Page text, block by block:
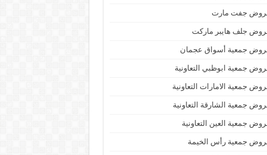
جفت مارت
جلف هايبر ماركت
جمعية أسواق عجمان
جمعية ابوظبي التعاونية
جمعية الامارات التعاونية
جمعية الشارقة التعاونية
جمعية العين التعاونية
جمعية رأس الخيمة